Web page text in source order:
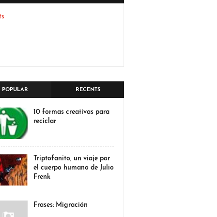
POPULAR RECENTS
10 formas creativas para
reciclar
Triptofanito, un viaje por
el cuerpo humano de Julio
Frenk
Frases: Migración